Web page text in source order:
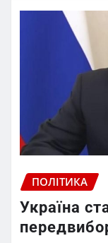
ПОЛІТИКА
Україна